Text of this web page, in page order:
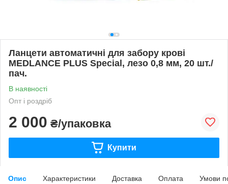
Ланцети автоматичні для забору крові
MEDLANCE PLUS Special, лезо 0,8 мм, 20 шт./
пач.
В наявності
Опт і роздріб
2 000 ₴/упаковка
Купити
Опис Характеристики Доставка Оплата Умови